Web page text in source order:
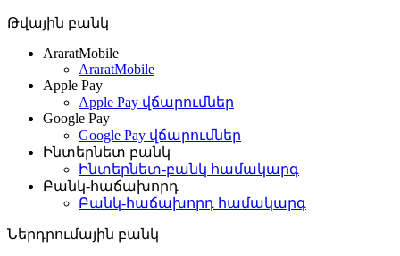
Թվային բանկ
AraratMobile
AraratMobile
Apple Pay
Apple Pay վճարումներ
Google Pay
Google Pay վճարումներ
Ինտերնետ բանկ
Ինտերնետ-բանկ համակարգ
Բանկ-հաճախորդ
Բանկ-հաճախորդ համակարգ
Ներդրումային բանկ